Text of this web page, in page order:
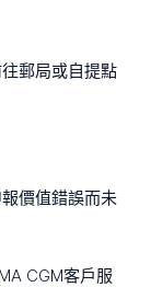
郵局或自提點
價值錯誤而未
CGM客戶服